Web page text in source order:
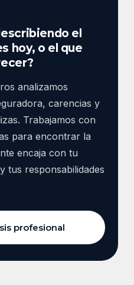
el
hoy, o el que
analizamos
carencias y
Trabajamos con
para encontrar la
encaja con tu
tus responsabilidades
profesional